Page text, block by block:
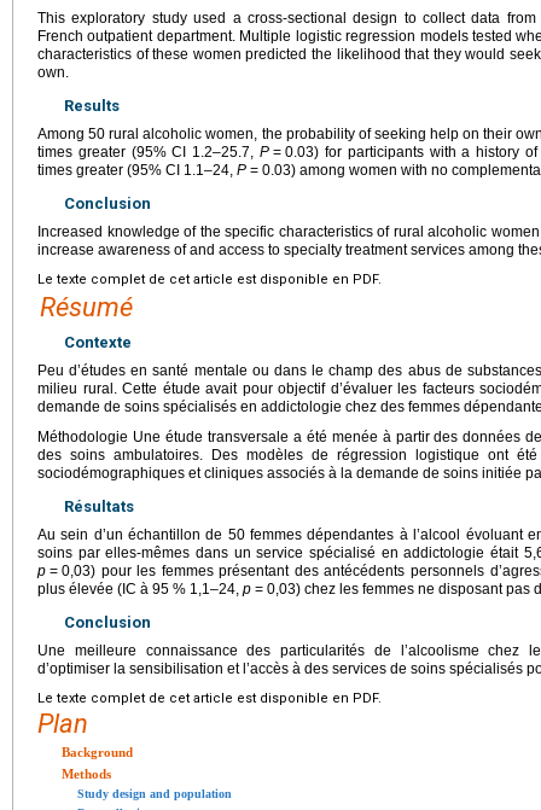
This exploratory study used a cross-sectional design to collect data
French outpatient department. Multiple logistic regression models tested
characteristics of these women predicted the likelihood that they would
own.
Results
Among 50 rural alcoholic women, the probability of seeking help on their
times greater (95% CI 1.2–25.7,P = 0.03) for participants with a history
times greater (95% CI 1.1–24, P = 0.03) among women with no
Conclusion
Increased knowledge of the specific characteristics of rural alcoholic
increase awareness of and access to specialty treatment services among
Le texte complet de cet article est disponible en PDF.
Résumé
Contexte
Peu d’études en santé mentale ou dans le champ des abus de
milieu rural. Cette étude avait pour objectif d’évaluer les facteurs
demande de soins spécialisés en addictologie chez des femmes
Méthodologie Une étude transversale a été menée à partir des données
des soins ambulatoires. Des modèles de régression logistique ont
sociodémographiques et cliniques associés à la demande de soins initiée
Résultats
Au sein d’un échantillon de 50 femmes dépendantes à l’alcool évoluant
soins par elles-mêmes dans un service spécialisé en addictologie était
p = 0,03) pour les femmes présentant des antécédents personnels
plus élevée (IC à 95 % 1,1–24, p = 0,03) chez les femmes ne disposant pas
Conclusion
Une meilleure connaissance des particularités de l’alcoolisme chez
d’optimiser la sensibilisation et l’accès à des services de soins spécialisés
Le texte complet de cet article est disponible en PDF.
Plan
Background
Methods
Study design and population